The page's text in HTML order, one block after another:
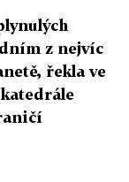
z nejvíc
řekla ve